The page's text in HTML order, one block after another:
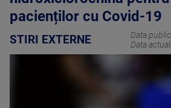
pacienților cu Covid-19
STIRI EXTERNE Data
Data